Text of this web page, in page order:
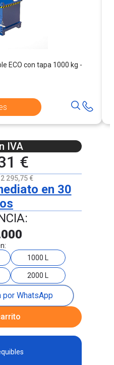
ECO con tapa 1000 kg -
IVA
€
2 295,75 €
en 30
1000 L
2000 L
por WhatsApp